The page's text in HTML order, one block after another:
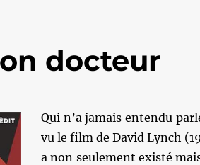
docteur
Qui n’a jamais entendu
vu le film de David Lynch
a non seulement existé